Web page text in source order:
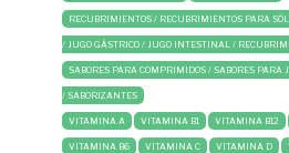
RECUBRIMIENTOS / RECUBRIMIENTOS PARA
/ JUGO GÁSTRICO / JUGO INTESTINAL /
SABORES PARA COMPRIMIDOS / SABORES PARA
/ SABORIZANTES
VITAMINA A VITAMINA B1 VITAMINA B12
VITAMINA B6 VITAMINA C VITAMINA D